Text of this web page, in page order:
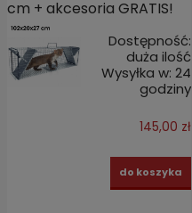
cm + akcesoria GRATIS!
Dostępność:
duża ilość
Wysyłka w: 24
godziny
145,00 zł
do koszyka